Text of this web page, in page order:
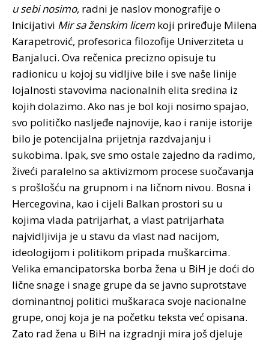
u sebi nosimo, radni je naslov monografije o
Inicijativi Mir sa ženskim licem koji priređuje Milena
Karapetrović, profesorica filozofije Univerziteta u
Banjaluci. Ova rečenica precizno opisuje tu
radionicu u kojoj su vidljive bile i sve naše linije
lojalnosti stavovima nacionalnih elita sredina iz
kojih dolazimo. Ako nas je bol koji nosimo spajao,
svo političko nasljeđe najnovije, kao i ranije istorije
bilo je potencijalna prijetnja razdvajanju i
sukobima. Ipak, sve smo ostale zajedno da radimo,
živeći paralelno sa aktivizmom procese suočavanja
s prošlošću na grupnom i na ličnom nivou. Bosna i
Hercegovina, kao i cijeli Balkan prostori su u
kojima vlada patrijarhat, a vlast patrijarhata
najvidljivija je u stavu da vlast nad nacijom,
ideologijom i politikom pripada muškarcima.
Velika emancipatorska borba žena u BiH je doći do
lične snage i snage grupe da se javno suprotstave
dominantnoj politici muškaraca svoje nacionalne
grupe, onoj koja je na početku teksta već opisana.
Zato rad žena u BiH na izgradnji mira još djeluje